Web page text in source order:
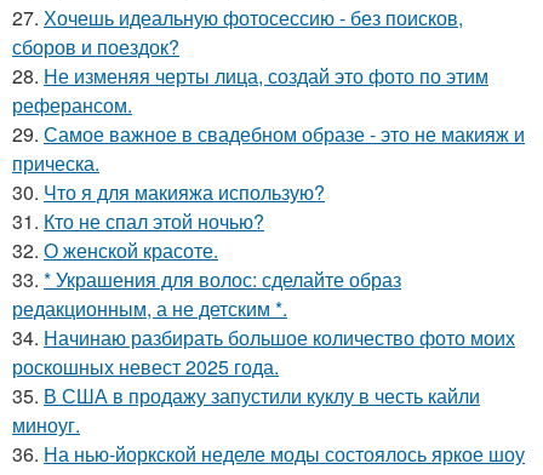
27. Хочешь идеальную фотосессию - без поисков,
сборов и поездок?
28. Не изменяя черты лица, создай это фото по этим
реферансом.
29. Самое важное в свадебном образе - это не макияж и
прическа.
30. Что я для макияжа использую?
31. Кто не спал этой ночью?
32. О женской красоте.
33. * Украшения для волос: сделайте образ
редакционным, а не детским *.
34. Начинаю разбирать большое количество фото моих
роскошных невест 2025 года.
35. В США в продажу запустили куклу в честь кайли
миноуг.
36. На нью-йоркской неделе моды состоялось яркое шоу